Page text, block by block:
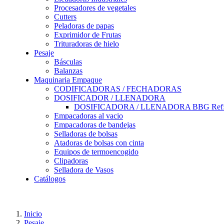
Procesadores de vegetales
Cutters
Peladoras de papas
Exprimidor de Frutas
Trituradoras de hielo
Pesaje
Básculas
Balanzas
Maquinaria Empaque
CODIFICADORAS / FECHADORAS
DOSIFICADOR / LLENADORA
DOSIFICADORA / LLENADORA BBG
Empacadoras al vacio
Empacadoras de bandejas
Selladoras de bolsas
Atadoras de bolsas con cinta
Equipos de termoencogido
Clipadoras
Selladora de Vasos
Catálogos
Inicio